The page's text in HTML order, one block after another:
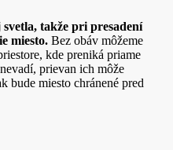
takže pri presadení
miesto. Bez obáv môžeme
kde preniká priame
prievan ich môže
bude miesto chránené pred